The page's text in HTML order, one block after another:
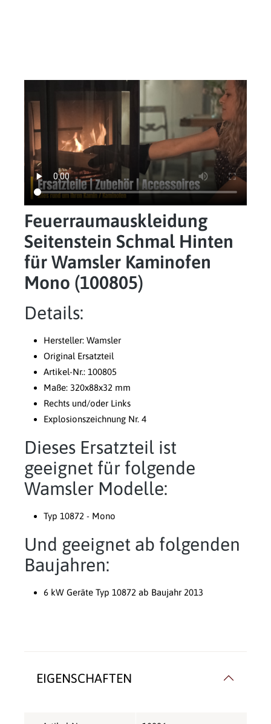
Feuerraumauskleidung
Seitenstein Schmal Hinten
für Wamsler Kaminofen
Mono (100805)
Details:
Hersteller: Wamsler
Original Ersatzteil
Artikel-Nr.: 100805
Maße: 320x88x32 mm
Rechts und/oder Links
Explosionszeichnung Nr. 4
Dieses Ersatzteil ist
geeignet für folgende
Wamsler Modelle:
Typ 10872 - Mono
Und geeignet ab folgenden
Baujahren:
6 kW Geräte Typ 10872 ab Baujahr 2013
EIGENSCHAFTEN